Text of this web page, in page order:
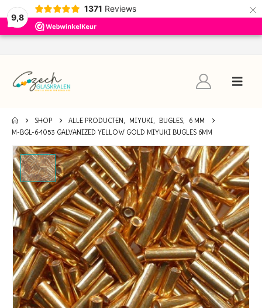
9,8
1371 Reviews ×
SHOP ALLE PRODUCTEN, MIYUKI, BUGLES,
6 MM
M-BGL-6-1053 GALVANIZED YELLOW GOLD MIYUKI BUGLES 6MM